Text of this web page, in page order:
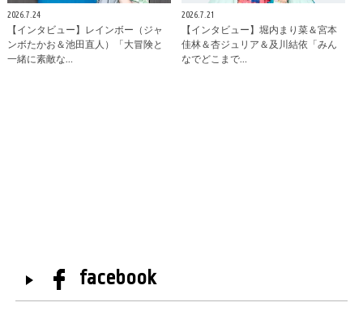
2026.7.24
【インタビュー】レインボー（ジャ
ンボたかお＆池田直人）「大冒険と
一緒に素敵な…
2026.7.21
【インタビュー】堀内まり菜＆宮本
佳林＆杏ジュリア＆及川結依「みん
なでどこまで…
facebook